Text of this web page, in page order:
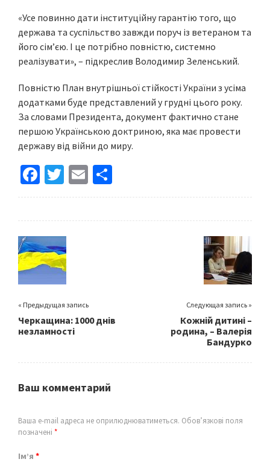
«Усе повинно дати інституційну гарантію того, що
держава та суспільство завжди поруч із ветераном та
його сім’єю. І це потрібно повністю, системно
реалізувати», – підкреслив Володимир Зеленський.
Повністю План внутрішньої стійкості України з усіма
додатками буде представлений у грудні цього року.
За словами Президента, документ фактично стане
першою Українською доктриною, яка має провести
державу від війни до миру.
Fa
ce
o
o
k
T
wi
er
E
m h
« Предыдущая запись
Черкащина: 1000 днів
незламності
Следующая запись »
Кожній дитині –
родина, – Валерія
Бандурко
Ваш комментарий
Ваша e-mail адреса не оприлюднюватиметься. Обов’язкові поля
позначені *
Ім’я *